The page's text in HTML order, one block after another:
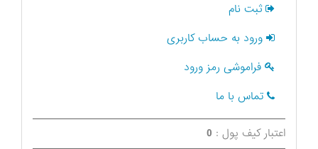
ثبت نام
ورود به حساب کاربری
فراموشی رمز ورود
تماس با ما
اعتبار کیف پول : 0